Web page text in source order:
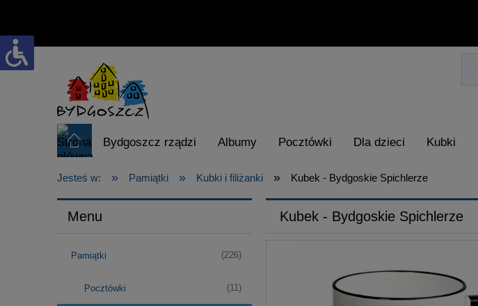
Bydgoszcz rządzi Albumy Pocztówki Dla dzieci Kubki
Karta Turysty visitbydgoszcz.pl
Jesteś w: » Pamiątki » Kubki i filiżanki » Kubek - Bydgoskie Spichlerze
Menu
Pamiątki (226)
Pocztówki (11)
Kubek - Bydgoskie Spichlerze